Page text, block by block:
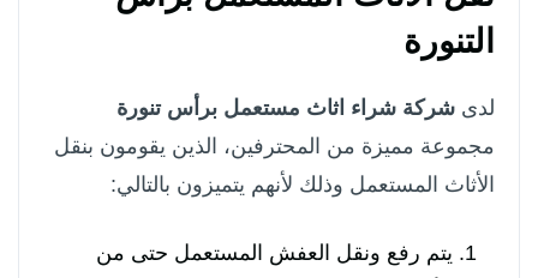
التنورة
لدى شركة شراء اثاث مستعمل برأس تنورة
مجموعة مميزة من المحترفين، الذين يقومون بنقل
الأثاث المستعمل وذلك لأنهم يتميزون بالتالي:
يتم رفع ونقل العفش المستعمل حتى من